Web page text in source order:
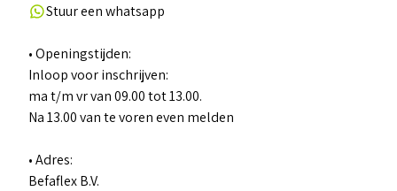
Stuur een whatsapp
• Openingstijden:
Inloop voor inschrijven:
ma t/m vr van 09.00 tot 13.00.
Na 13.00 van te voren even melden
• Adres:
Befaflex B.V.